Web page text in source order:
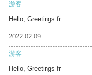
游客
Hello, Greetings fr
2022-02-09
游客
Hello, Greetings fr